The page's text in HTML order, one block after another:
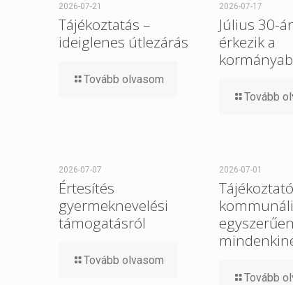
2026-07-21
Tájékoztatás –
ideiglenes útlezárás
Tovább olvasom
2026-07-17
Július 30-
érkezik a
Tovább
2026-07-07
Értesítés
gyermeknevelési
támogatásról
Tovább olvasom
2026-07-01
Tovább